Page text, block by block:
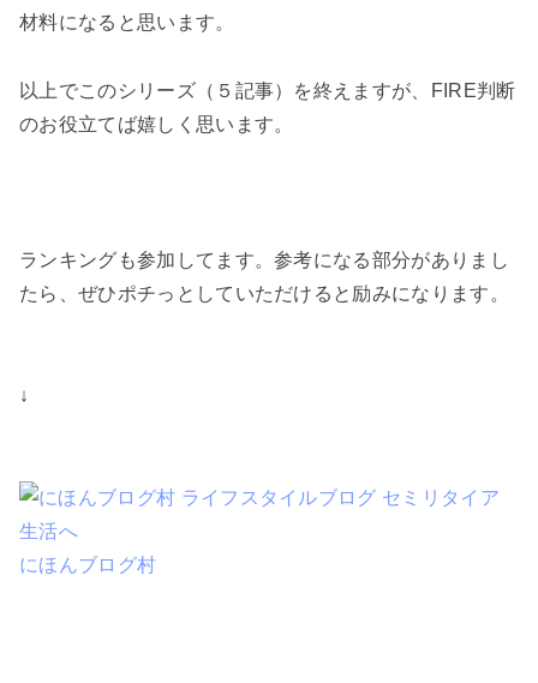
材料になると思います。
以上でこのシリーズ（５記事）を終えますが、FIRE判断
のお役立てば嬉しく思います。
ランキングも参加してます。参考になる部分がありまし
たら、ぜひポチっとしていただけると励みになります。
↓
にほんブログ村